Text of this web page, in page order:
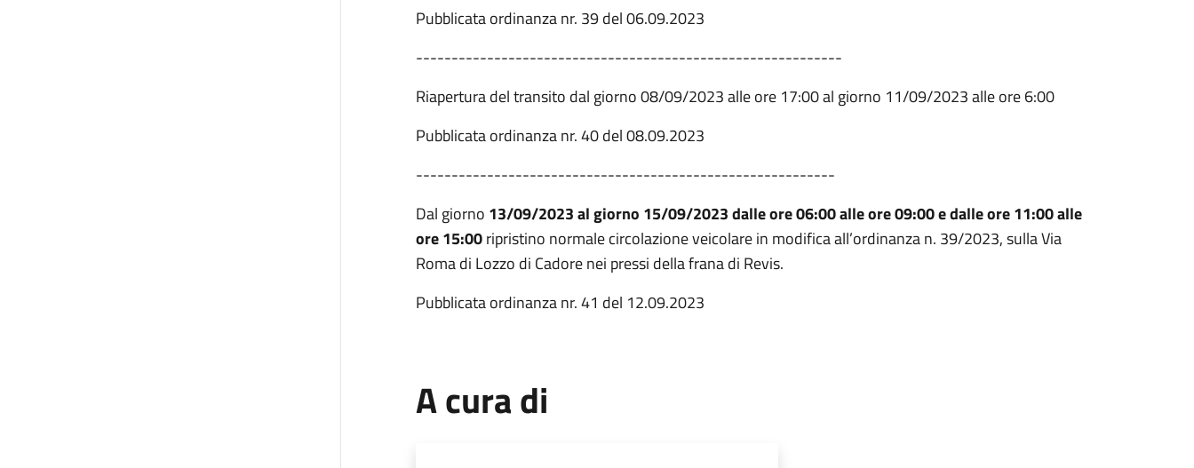
Pubblicata ordinanza nr. 39 del 06.09.2023
------------------------------------------------------------
Riapertura del transito dal giorno 08/09/2023 alle ore 17:00 al giorno 11/09/2023 alle ore 6:00
Pubblicata ordinanza nr. 40 del 08.09.2023
-----------------------------------------------------------
Dal giorno 13/09/2023 al giorno 15/09/2023 dalle ore 06:00 alle ore 09:00 e dalle ore 11:00 alle
ore 15:00ripristino normale circolazione veicolare in modifica all’ordinanza n. 39/2023, sulla Via
Roma di Lozzo di Cadore nei pressi della frana di Revis.
Pubblicata ordinanza nr. 41 del 12.09.2023
A cura di